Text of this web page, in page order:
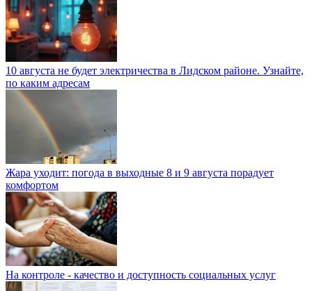
10 августа не будет электричества в Лидском районе. Узнайте,
по каким адресам
Жара уходит: погода в выходные 8 и 9 августа порадует
комфортом
На контроле - качество и доступность социальных услуг